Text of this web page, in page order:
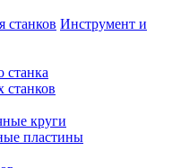
Инструмент и
станка
станков
круги
пластины